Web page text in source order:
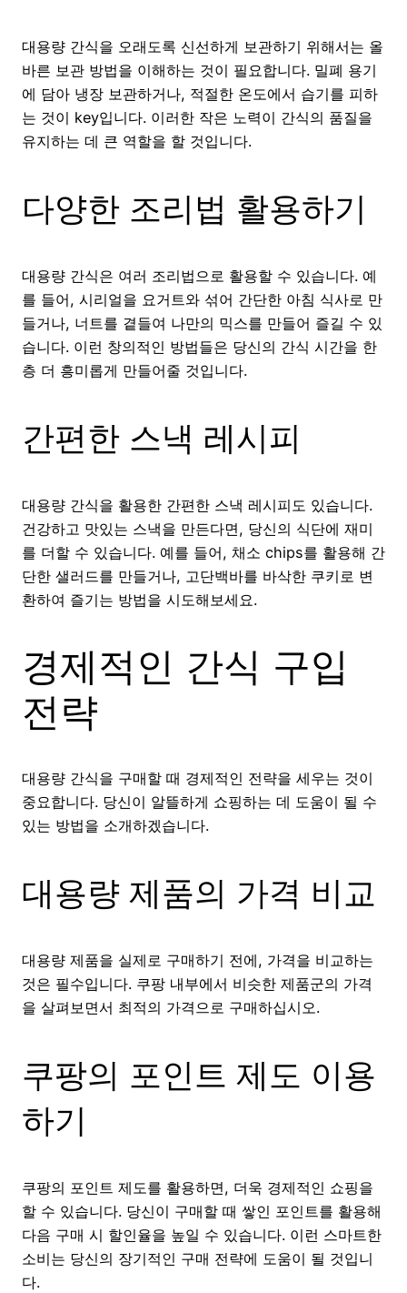
대용량 간식을 오래도록 신선하게 보관하기 위해서는 올
바른 보관 방법을 이해하는 것이 필요합니다. 밀폐 용기
에 담아 냉장 보관하거나, 적절한 온도에서 습기를 피하
는 것이 key입니다. 이러한 작은 노력이 간식의 품질을
유지하는 데 큰 역할을 할 것입니다.
다양한 조리법 활용하기
대용량 간식은 여러 조리법으로 활용할 수 있습니다. 예
를 들어, 시리얼을 요거트와 섞어 간단한 아침 식사로 만
들거나, 너트를 곁들여 나만의 믹스를 만들어 즐길 수 있
습니다. 이런 창의적인 방법들은 당신의 간식 시간을 한
층 더 흥미롭게 만들어줄 것입니다.
간편한 스낵 레시피
대용량 간식을 활용한 간편한 스낵 레시피도 있습니다.
건강하고 맛있는 스낵을 만든다면, 당신의 식단에 재미
를 더할 수 있습니다. 예를 들어, 채소 chips를 활용해 간
단한 샐러드를 만들거나, 고단백바를 바삭한 쿠키로 변
환하여 즐기는 방법을 시도해보세요.
경제적인 간식 구입
전략
대용량 간식을 구매할 때 경제적인 전략을 세우는 것이
중요합니다. 당신이 알뜰하게 쇼핑하는 데 도움이 될 수
있는 방법을 소개하겠습니다.
대용량 제품의 가격 비교
대용량 제품을 실제로 구매하기 전에, 가격을 비교하는
것은 필수입니다. 쿠팡 내부에서 비슷한 제품군의 가격
을 살펴보면서 최적의 가격으로 구매하십시오.
쿠팡의 포인트 제도 이용
하기
쿠팡의 포인트 제도를 활용하면, 더욱 경제적인 쇼핑을
할 수 있습니다. 당신이 구매할 때 쌓인 포인트를 활용해
다음 구매 시 할인율을 높일 수 있습니다. 이런 스마트한
소비는 당신의 장기적인 구매 전략에 도움이 될 것입니
다.